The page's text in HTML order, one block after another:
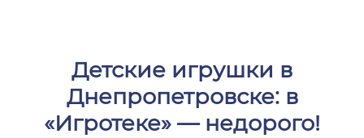
Детские игрушки в
Днепропетровске: в
«Игротеке» — недорого!